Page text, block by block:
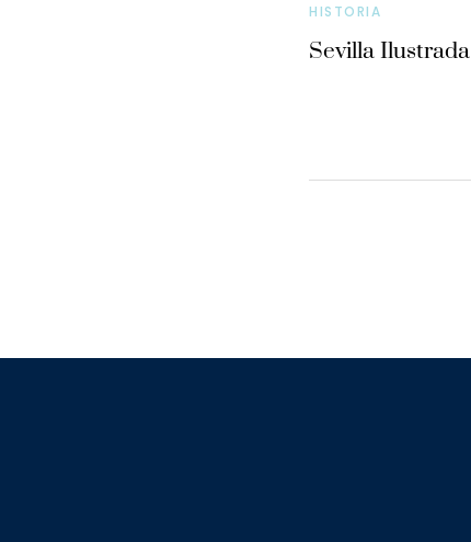
HISTORIA
Sevilla Ilustrada